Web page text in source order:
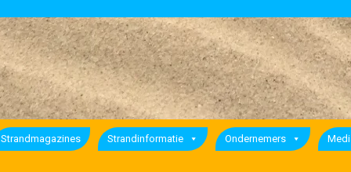
Strandmagazines Strandinformatie Ondernemers